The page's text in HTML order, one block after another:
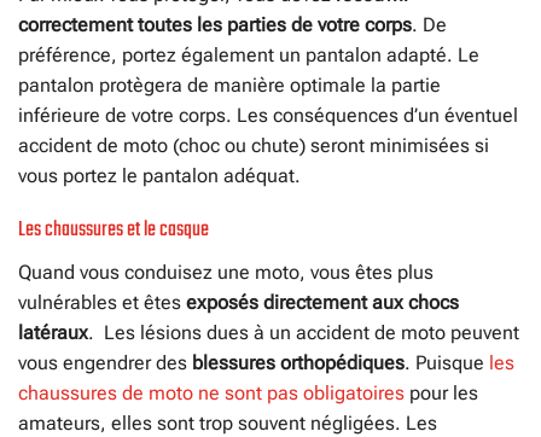
correctement toutes les parties de votre corps. De
préférence, portez également un pantalon adapté. Le
pantalon protègera de manière optimale la partie
inférieure de votre corps. Les conséquences d’un éventuel
accident de moto (choc ou chute) seront minimisées si
vous portez le pantalon adéquat.
Les chaussures et le casque
Quand vous conduisez une moto, vous êtes plus
vulnérables et êtes exposés directement aux chocs
latéraux. Les lésions dues à un accident de moto peuvent
vous engendrer des blessures orthopédiques. Puisque les
chaussures de moto ne sont pas obligatoires pour les
amateurs, elles sont trop souvent négligées. Les